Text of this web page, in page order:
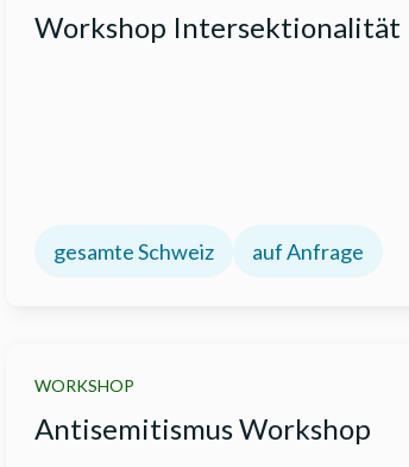
Workshop Intersektionalität
gesamte Schweiz auf Anfrage
WORKSHOP
Antisemitismus Workshop